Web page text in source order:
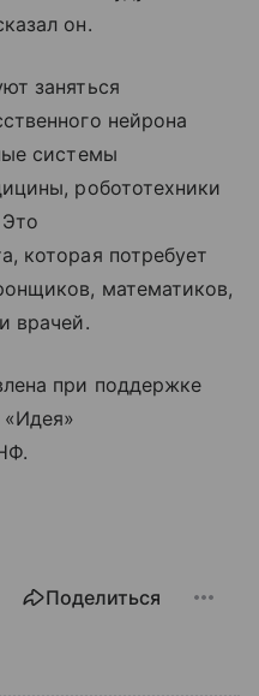
он.
заняться
нейрона
системы
робототехники
которая потребует
математиков,
врачей.
при поддержке
Поделиться